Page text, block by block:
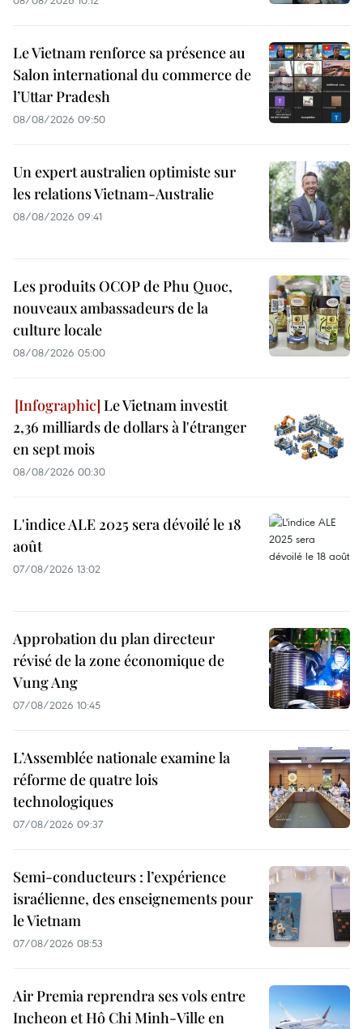
Le Vietnam renforce sa présence au
Salon international du commerce de
l’Uttar Pradesh
08/08/2026 09:50
Un expert australien optimiste sur
les relations Vietnam-Australie
08/08/2026 09:41
Les produits OCOP de Phu Quoc,
nouveaux ambassadeurs de la
culture locale
08/08/2026 05:00
Le Vietnam investit
2,36 milliards de dollars à l'étranger
en sept mois
08/08/2026 00:30
L'indice ALE 2025 sera dévoilé le 18
août
07/08/2026 13:02
Approbation du plan directeur
révisé de la zone économique de
Vung Ang
07/08/2026 10:45
L’Assemblée nationale examine la
réforme de quatre lois
technologiques
07/08/2026 09:37
Semi-conducteurs : l’expérience
israélienne, des enseignements pour
le Vietnam
07/08/2026 08:53
Air Premia reprendra ses vols entre
Incheon et Hô Chi Minh-Ville en